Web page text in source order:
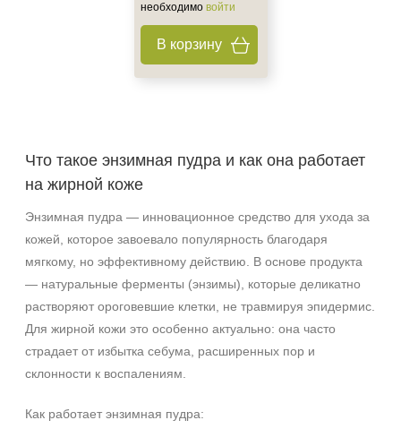
Результат
Обновление клеток
Ровный тон
Сияние
Область применения
Декольте
Шея
необходимо войти
В корзину
Что такое энзимная пудра и как она работает
на жирной коже
Энзимная пудра — инновационное средство для ухода за
кожей, которое завоевало популярность благодаря
мягкому, но эффективному действию. В основе продукта
— натуральные ферменты (энзимы), которые деликатно
растворяют ороговевшие клетки, не травмируя эпидермис.
Для жирной кожи это особенно актуально: она часто
страдает от избытка себума, расширенных пор и
склонности к воспалениям.
Как работает энзимная пудра: